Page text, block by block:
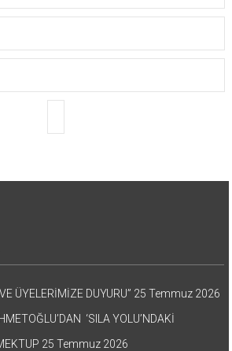
ÜYELERİMİZE DUYURU” 25 Temmuz 2026
‘SILA YOLU’NDAKİ
25 Temmuz 2026